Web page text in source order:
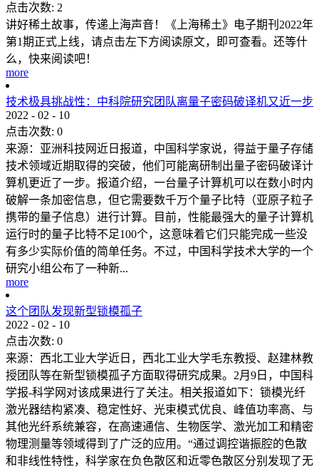
点击次数: 2
讲好稀土故事，传递上海声音！《上海稀土》电子期刊2022年
第1期正式上线，请点击左下方阅读原文，即可查看。还等什
么，快来阅读吧！
more
技术极具挑战性：中科院研究团队离量子密码破译机又近一步
2022 - 02 - 10
点击次数: 0
来源：亚洲科技网近日报道，中国科学家说，得益于量子存储
技术领域近期取得的突破，他们可能离研制出量子密码破译计
算机更近了一步。报道介绍，一台量子计算机可以在数小时内
破解一条加密信息，但它需要数千万个量子比特（亚原子粒子
携带的量子信息）进行计算。目前，性能最强大的量子计算机
运行时的量子比特不足100个，这意味着它们只能完成一些没
有多少实际价值的简单任务。不过，中国科学技术大学的一个
研究小组公布了一种新...
more
这个团队发现新型锁模孤子
2022 - 02 - 10
点击次数: 0
来源：西北工业大学近日，西北工业大学毛东教授、赵建林教
授团队等在新型锁模孤子方面取得研究成果。2月9日，中国科
学报-科学网对该成果进行了关注。相关报道如下：锁模光纤
激光器结构紧凑、稳定性好、光束模式优良、峰值功率高、与
其他光纤系统兼容，在高速通信、生物医学、激光加工和精密
物理测量等领域得到了广泛的应用。“通过调控谐振腔的色散
和非线性特性，科学家在负色散区和近零色散区分别发现了无